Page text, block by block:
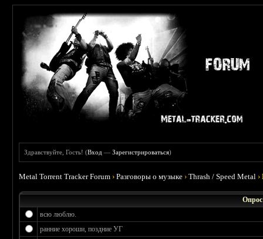
Здравствуйте, Гость! (Вход —Зарегистрироваться)
Metal Torrent Tracker Forum ›Разговоры о музыке ›Thrash / Speed Metal ›
всю люблю.
ранние хороши, поздние УГ